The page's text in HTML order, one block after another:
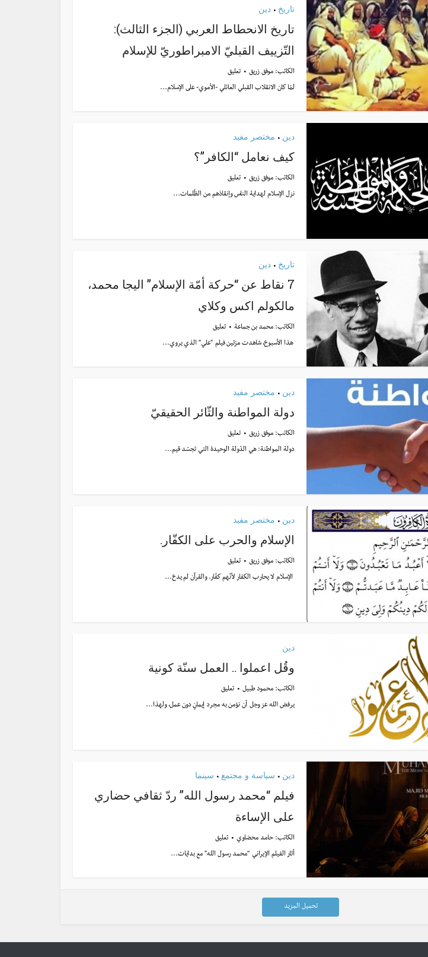
تاريخ • دين
تاريخ الانحطاط العربي (الجزء الثالث):
التّزييف القبليّ الامبراطوريّ للإسلام
الكاتب: موفق زريق
تعليق
لمّا كان الانقلاب القبلي العائلي -الأموي- على الإسلام...
دين • مختصر مفيد
كيف نعامل “الكافر”؟
الكاتب: موفق زريق
تعليق
نزل الإسلام لهداية الناس وإنقاذهم من الظّلمات...
تاريخ • دين
7 نقاط عن “حركة أمّة الإسلام” اليجا محمد،
مالكولم اكس وكلاي
الكاتب: محمد بن جماعة
تعليق
هذا الأسبوع، شاهدت مرّتين فيلم “علي” الذي يروي...
دين • مختصر مفيد
دولة المواطنة والثّائر الحقيقيّ
الكاتب: موفق زريق
تعليق
دولة المواطنة: هي الدّولة الوحيدة التي تجسّد قيم...
دين • مختصر مفيد
الإسلام والحرب على الكفّار.
الكاتب: موفق زريق
تعليق
الإسلام لا يحارب الكفار لأنّهم كفّار. والقرآن لم يدع...
دين
وقُل اعملوا .. العمل سنّة كونية
الكاتب: محمود طبيل
تعليق
يرفض الله عز وجل أن نؤمن به مجرد إيمانٍ دون عمل، ولهذا...
دين • سياسة و مجتمع • سينما
فيلم “محمد رسول الله” ردّ ثقافي حضاري
على الإساءة
الكاتب: حامد محضاوي
تعليق
أثار الفيلم الإيراني “محمد رسول الله” مع بدايات...
تحميل المزيد